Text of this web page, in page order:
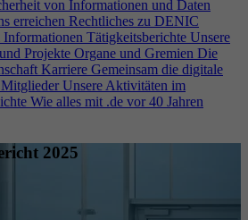
von Informationen und Daten
erreichen Rechtliches zu DENIC
Tätigkeitsberichte Unsere
Projekte Organe und Gremien Die
Karriere Gemeinsam die digitale
Unsere Aktivitäten im
Wie alles mit .de vor 40 Jahren
2025